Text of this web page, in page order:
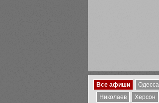
Все афиши Одесса
Николаев
Херсон